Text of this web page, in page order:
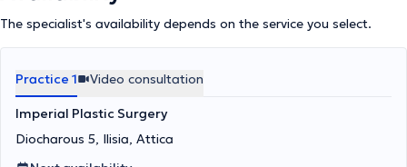
The specialist's availability depends on the service you select.
Practice 1 Video consultation
Imperial Plastic Surgery
Diocharοus 5, Ilisia, Attica